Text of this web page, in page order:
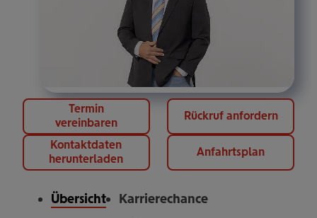
Termin
vereinbaren
Rückruf anfordern
Kontaktdaten
herunterladen
Anfahrtsplan
Übersicht Karrierechance